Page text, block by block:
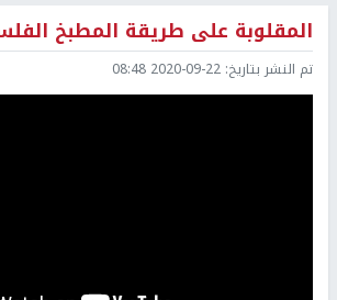
المقلوبة على طريقة المطبخ
تم النشر بتاريخ: 2020-09-22 08:48